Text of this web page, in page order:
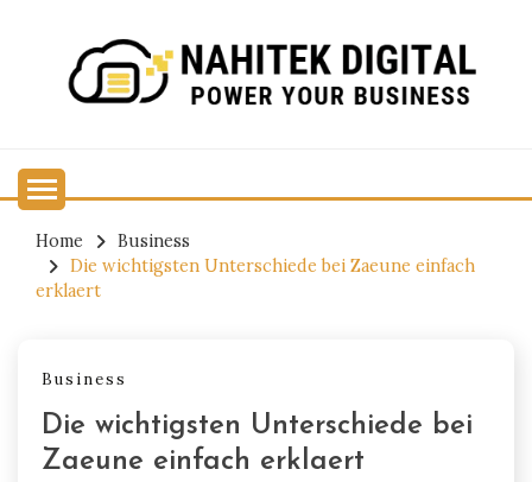
content
Home
Business
Die wichtigsten Unterschiede bei Zaeune einfach
erklaert
Business
Die wichtigsten Unterschiede bei
Zaeune einfach erklaert